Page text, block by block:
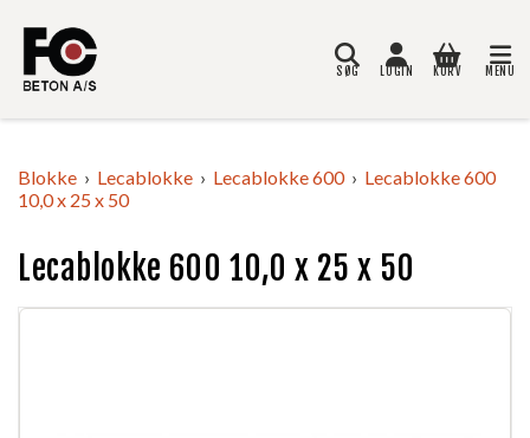
SØG LOGIN KURV MENU
Blokke Lecablokke Lecablokke 600
Lecablokke 600
10,0 x 25 x 50
Lecablokke 600 10,0 x 25 x 50